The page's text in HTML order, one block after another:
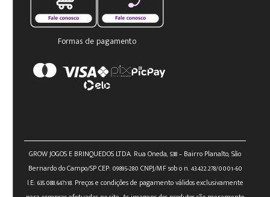
Formas de pagamento
GROW JOGOS E BRINQUEDOS LTDA. Rua Oneda, 538 – Bairro Planalto, São
Bernardo do Campo/SP CEP: 09895-280 CNPJ/MF sob o n. 43.422.278/0001-60
I.E: 635.088.647.118. Preços e condições de pagamento válidos exclusivamente